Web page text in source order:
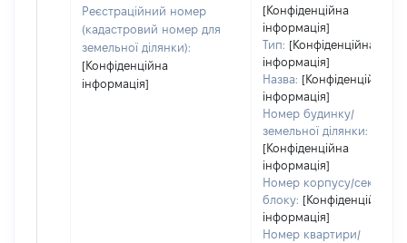
Реєстраційний номер
(кадастровий номер для
земельної ділянки):
[Конфіденційна
інформація]
[Конфіденційна
інформація]
Тип: [Конфіденційна
інформація]
Назва: [Конфіденційна
інформація]
Номер будинку/
земельної ділянки:
[Конфіденційна
інформація]
Номер корпусу/секції/
блоку: [Конфіденційна
інформація]
Номер квартири/